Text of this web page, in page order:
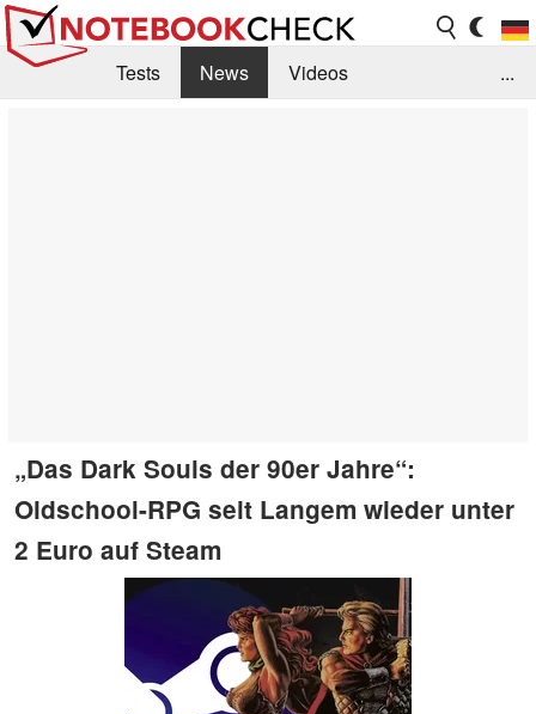
Tests News
Videos
...
„Das Dark Souls der 90er Jahre“:
Oldschool-RPG seit Langem wieder unter
2 Euro auf Steam